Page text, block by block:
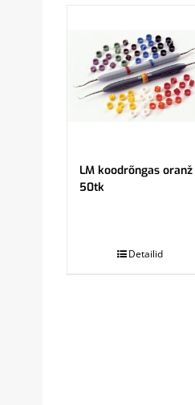
LM koodrõngas oranž
50tk
Detailid